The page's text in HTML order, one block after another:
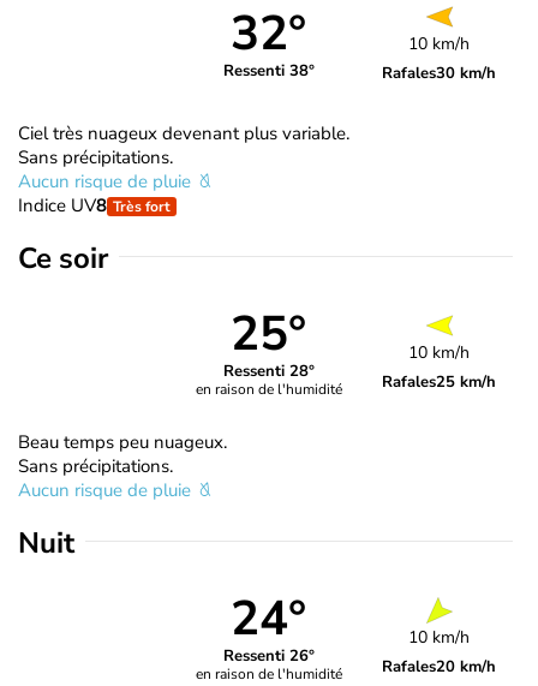
32°
Ressenti 38°
10 km/h
Rafales30 km/h
Ciel très nuageux devenant plus variable.
Sans précipitations.
Aucun risque de pluie
Indice UV8 Très fort
Ce soir
25°
Ressenti 28°
en raison de l'humidité
10 km/h
Rafales25 km/h
Beau temps peu nuageux.
Sans précipitations.
Aucun risque de pluie
Nuit
24°
Ressenti 26°
en raison de l'humidité
10 km/h
Rafales20 km/h